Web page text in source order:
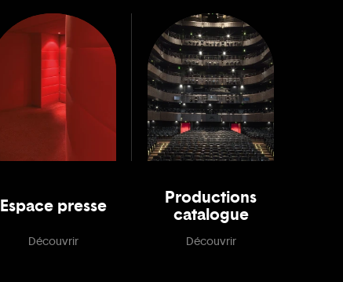
Espace presse
Découvrir
Productions
catalogue
Découvrir